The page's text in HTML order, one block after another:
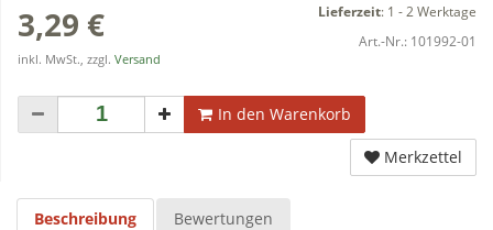
3,29 €
inkl. MwSt., zzgl. Versand
Lieferzeit: 1 - 2 Werktage
Art.-Nr.: 101992-01
In den Warenkorb
Merkzettel
Beschreibung Bewertungen